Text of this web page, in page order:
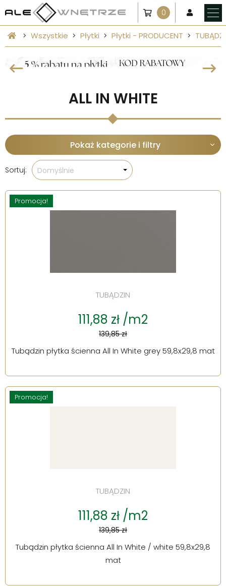
0
Wszystkie Płytki Płytki - PRODUCENT
ALL IN WHITE
Pokaż kategorie i filtry
Sortuj: Domyślnie
Promocja!
TUBĄDZIN
111,88 zł /m2
139,85 zł
Tubądzin płytka ścienna All In White grey 59,8x29,8 mat
Promocja!
TUBĄDZIN
111,88 zł /m2
139,85 zł
Tubądzin płytka ścienna All In White / white 59,8x29,8
mat